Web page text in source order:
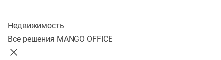
Недвижимость
Все решения MANGO OFFICE
Предоставляйте клиентам